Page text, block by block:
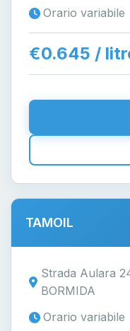
Orario variabile
€0.645 /
TAMOIL
Strada Aulara
BORMIDA
Orario variabile